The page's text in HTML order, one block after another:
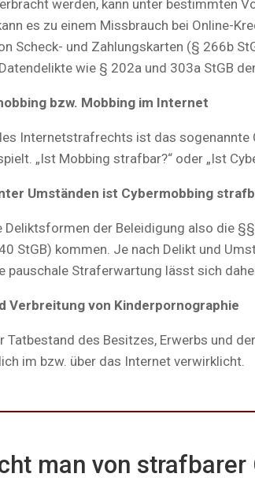
werden, kann unter bestimmten
es zu einem Missbrauch bei Online-
Scheck- und Zahlungskarten (§ 266b
wie § 202a und 303a StGB
bzw. Mobbing im Internet
Internetstrafrechts ist das
„Ist Mobbing strafbar?“ oder „Ist
Umständen ist Cybermobbing
Deliktsformen der Beleidigung also die
StGB) kommen. Je nach Delikt und
pauschale Straferwartung lässt sich
Verbreitung von Kinderpornographie
Tatbestand des Besitzes, Erwerbs und
im bzw. über das Internet verwirklicht.
man von strafbarer